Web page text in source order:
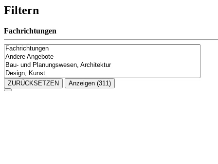
Filtern
Fachrichtungen
ZURÜCKSETZEN Anzeigen (311)